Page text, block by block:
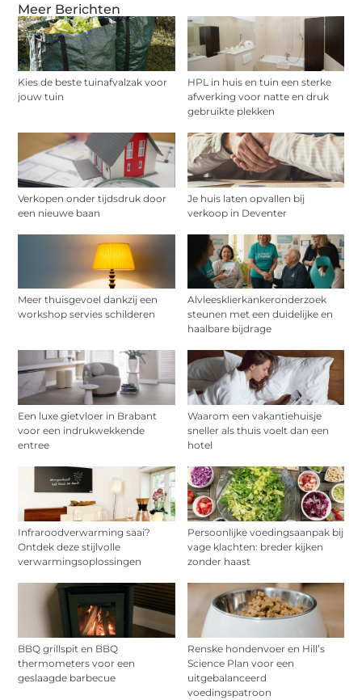
Meer Berichten
Kies de beste tuinafvalzak voor
jouw tuin
HPL in huis en tuin een sterke
afwerking voor natte en druk
gebruikte plekken
Verkopen onder tijdsdruk door
een nieuwe baan
Je huis laten opvallen bij
verkoop in Deventer
Meer thuisgevoel dankzij een
workshop servies schilderen
Alvleesklierkankeronderzoek
steunen met een duidelijke en
haalbare bijdrage
Een luxe gietvloer in Brabant
voor een indrukwekkende
entree
Waarom een vakantiehuisje
sneller als thuis voelt dan een
hotel
Infraroodverwarming saai?
Ontdek deze stijlvolle
verwarmingsoplossingen
Persoonlijke voedingsaanpak bij
vage klachten: breder kijken
zonder haast
BBQ grillspit en BBQ
thermometers voor een
geslaagde barbecue
Renske hondenvoer en Hill’s
Science Plan voor een
uitgebalanceerd
voedingspatroon